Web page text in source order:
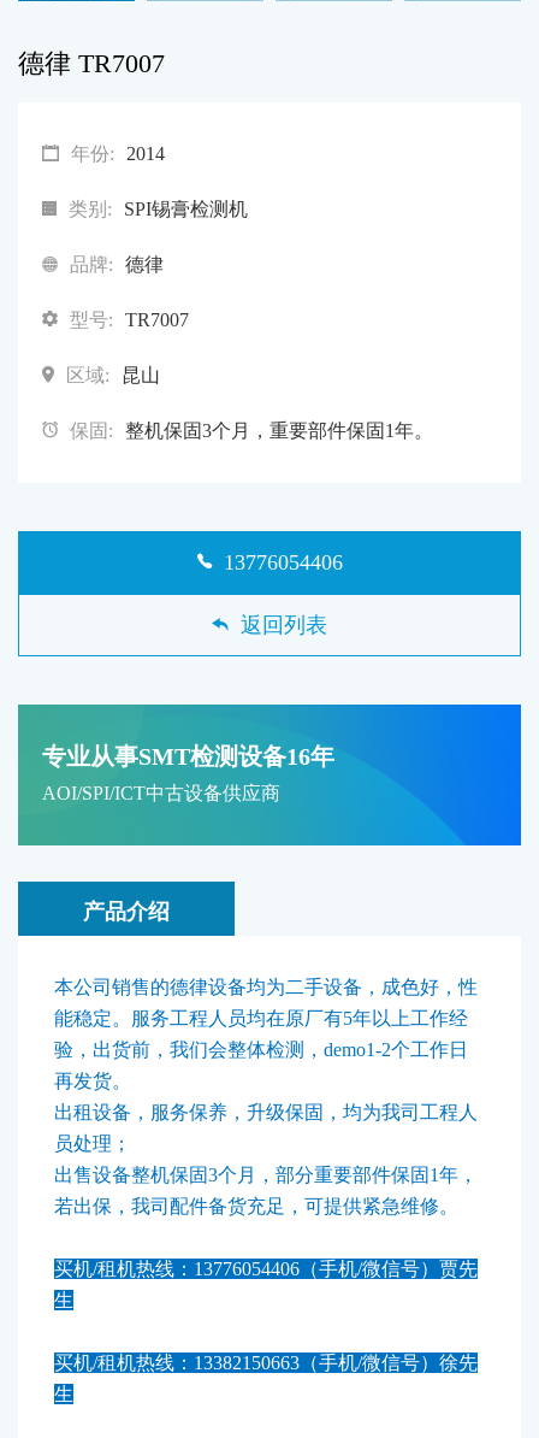
德律 TR7007
年份: 2014
类别: SPI锡膏检测机
品牌: 德律
型号: TR7007
区域: 昆山
保固: 整机保固3个月，重要部件保固1年。
13776054406
返回列表
专业从事SMT检测设备16年
AOI/SPI/ICT中古设备供应商
产品介绍
本公司销售的德律设备均为二手设备，成色好，性
能稳定。服务工程人员均在原厂有5年以上工作经
验，出货前，我们会整体检测，demo1-2个工作日
再发货。
出租设备，服务保养，升级保固，均为我司工程人
员处理；
出售设备整机保固3个月，部分重要部件保固1年，
若出保，我司配件备货充足，可提供紧急维修。
买机/租机热线：13776054406（手机/微信号）贾先
生
买机/租机热线：13382150663（手机/微信号）徐先
生